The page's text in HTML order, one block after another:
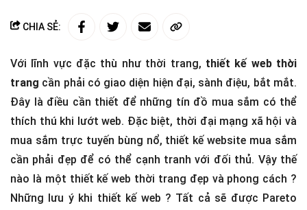
CHIA SẺ:
Với lĩnh vực đặc thù như thời trang, thiết kế web thời
trang cần phải có giao diện hiện đại, sành điệu, bắt mắt.
Đây là điều cần thiết để những tín đồ mua sắm có thể
thích thú khi lướt web. Đặc biệt, thời đại mạng xã hội và
mua sắm trực tuyến bùng nổ, thiết kế website mua sắm
cần phải đẹp để có thể cạnh tranh với đối thủ. Vậy thế
nào là một thiết kế web thời trang đẹp và phong cách ?
Những lưu ý khi thiết kế web ? Tất cả sẽ được Pareto